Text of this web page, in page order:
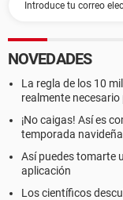
NOVEDADES
La regla de los 10
realmente necesario
¡No caigas! Así es
temporada navideña
Así puedes tomarte
aplicación
Los científicos